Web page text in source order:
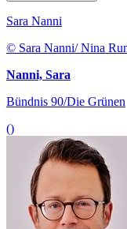
Sara Nanni
© Sara Nanni/ Nina
Nanni, Sara
Bündnis 90/Die Grünen
()